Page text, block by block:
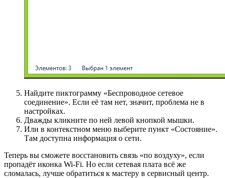
Найдите пиктограмму «Беспроводное сетевое
соединение». Если её там нет, значит, проблема не в
настройках.
Дважды кликните по ней левой кнопкой мышки.
Или в контекстном меню выберите пункт «Состояние».
Там доступна информация о сети.
Теперь вы сможете восстановить связь «по воздуху», если
пропадёт иконка Wi-Fi. Но если сетевая плата всё же
сломалась, лучше обратиться к мастеру в сервисный центр.